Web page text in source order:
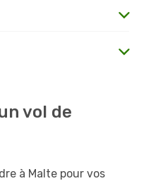
vol de
à Malte pour vos